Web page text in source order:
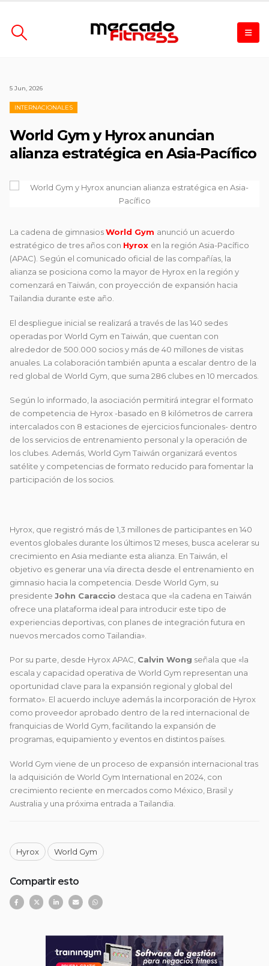
5 Jun, 2026
INTERNACIONALES
World Gym y Hyrox anuncian
alianza estratégica en Asia-Pacífico
La cadena de gimnasiosWorld Gym anunció un acuerdo
estratégico de tres años con Hyrox en la región Asia-Pacífico
(APAC). Según el comunicado oficial de las compañías, la
alianza se posiciona como la mayor de Hyrox en la región y
comenzará en Taiwán, con proyección de expansión hacia
Tailandia durante este año.
El despliegue inicial se realizará a través de las 140 sedes
operadas por World Gym en Taiwán, que cuentan con
alrededor de 500.000 socios y más de 40 millones de visitas
anuales. La colaboración también apunta a escalar dentro de la
red global de World Gym, que suma 286 clubes en 10 mercados.
Según lo informado, la asociación permitirá integrar el formato
de competencia de Hyrox -basado en 8 kilómetros de carrera
intercalados con 8 estaciones de ejercicios funcionales- dentro
de los servicios de entrenamiento personal y la operación de
los clubes. Además, World Gym Taiwán organizará eventos
satélite y competencias de formato reducido para fomentar la
participación de los socios.
Hyrox, que registró más de 1,3 millones de participantes en 140
eventos globales durante los últimos 12 meses, busca acelerar su
crecimiento en Asia mediante esta alianza. En Taiwán, el
objetivo es generar una vía directa desde el entrenamiento en
gimnasio hacia la competencia. Desde World Gym, su
presidente John Caraccio destaca que «la cadena en Taiwán
ofrece una plataforma ideal para introducir este tipo de
experiencias deportivas, con planes de integración futura en
nuevos mercados como Tailandia».
Por su parte, desde Hyrox APAC, Calvin Wong señala que «la
escala y capacidad operativa de World Gym representan una
oportunidad clave para la expansión regional y global del
formato». El acuerdo incluye además la incorporación de Hyrox
como proveedor aprobado dentro de la red internacional de
franquicias de World Gym, facilitando la expansión de
programas, equipamiento y eventos en distintos países.
World Gym viene de un proceso de expansión internacional tras
la adquisición de World Gym International en 2024, con
crecimiento reciente en mercados como México, Brasil y
Australia y una próxima entrada a Tailandia.
Hyrox World Gym
Compartir esto